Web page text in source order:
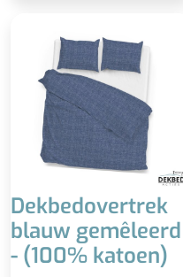
Dekbedovertrek
blauw gemêleerd
- (100% katoen)